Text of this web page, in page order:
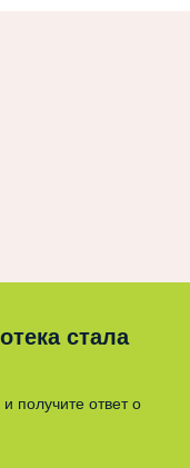
стала
получите ответ о